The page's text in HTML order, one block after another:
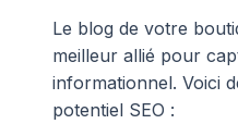
Le blog de votre
meilleur allié pour
informationnel. Voici
potentiel SEO :